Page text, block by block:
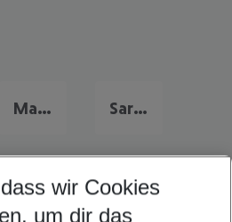
Malta Urlaub Sardinien Urlaub
wir Cookies
um dir das